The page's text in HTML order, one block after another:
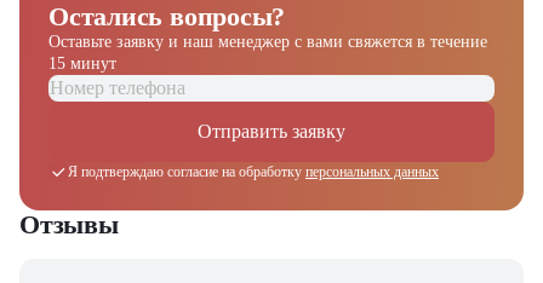
Остались вопросы?
Оставьте заявку и наш менеджер с вами свяжется в течение
15 минут
Отправить заявку
Я подтверждаю согласие на обработку персональных данных
Отзывы
Получите выгодное
предложение на спецтехнику
из наличия!
персональную подборку моделей и лучшие условия